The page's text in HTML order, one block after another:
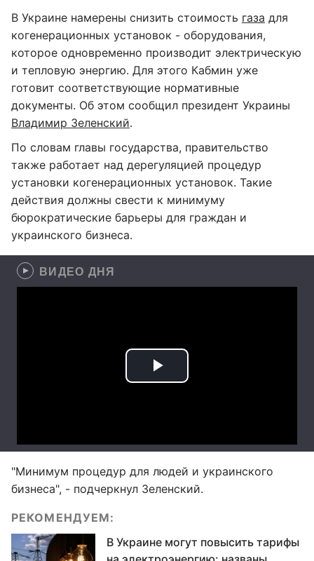
В Украине намерены снизить стоимость газа для
когенерационных установок - оборудования,
которое одновременно производит электрическую
и тепловую энергию. Для этого Кабмин уже
готовит соответствующие нормативные
документы. Об этом сообщил президент Украины
Владимир Зеленский.
По словам главы государства, правительство
также работает над дерегуляцией процедур
установки когенерационных установок. Такие
действия должны свести к минимуму
бюрократические барьеры для граждан и
украинского бизнеса.
ВИДЕО ДНЯ
"Минимум процедур для людей и украинского
бизнеса", - подчеркнул Зеленский.
РЕКОМЕНДУЕМ:
В Украине могут повысить тарифы